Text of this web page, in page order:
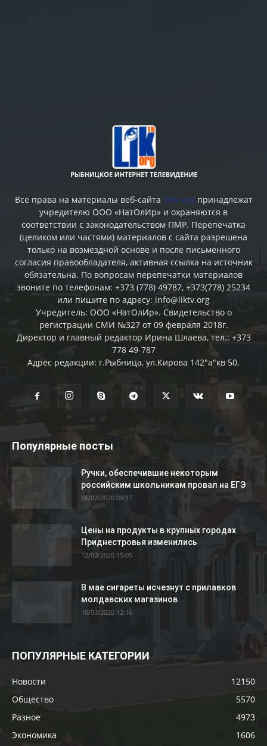
Все права на материалы веб-сайта liktv.org принадлежат
учредителю ООО «НатОлИр» и охраняются в
соответствии с законодательством ПМР. Перепечатка
(целиком или частями) материалов c сайта разрешена
только на возмездной основе и после письменного
согласия правообладателя, активная ссылка на источник
обязательна. По вопросам перепечатки материалов
звоните по телефонам: +373 (778) 49787, +373(778) 25234
или пишите по адресу: info@liktv.org
Учредитель: ООО «НатОлИр». Свидетельство о
регистрации СМИ №327 от 09 февраля 2018г.
Директор и главный редактор Ирина Шлаева, тел.: +373
778 49-787
Адрес редакции: г.Рыбница, ул.Кирова 142"а"кв 50.
Популярные посты
Ручки, обеспечившие некоторым
российским школьникам провал на ЕГЭ
06/07/2020 09:17
Цены на продукты в крупных городах
Приднестровья изменились
12/03/2020 15:05
В мае сигареты исчезнут с прилавков
молдавских магазинов
10/03/2020 12:16
ПОПУЛЯРНЫЕ КАТЕГОРИИ
Новости
12150
Общество
5570
Разное
4973
Экономика
1606